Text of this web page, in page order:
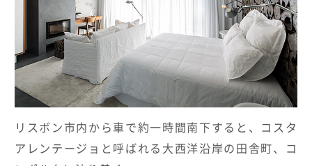
ABOUT US PARTNERS THE LOUNGE INSIGNIA
リスボン市内から車で約一時間南下すると、コスタ
アレンテージョと呼ばれる大西洋沿岸の田舎町、コ